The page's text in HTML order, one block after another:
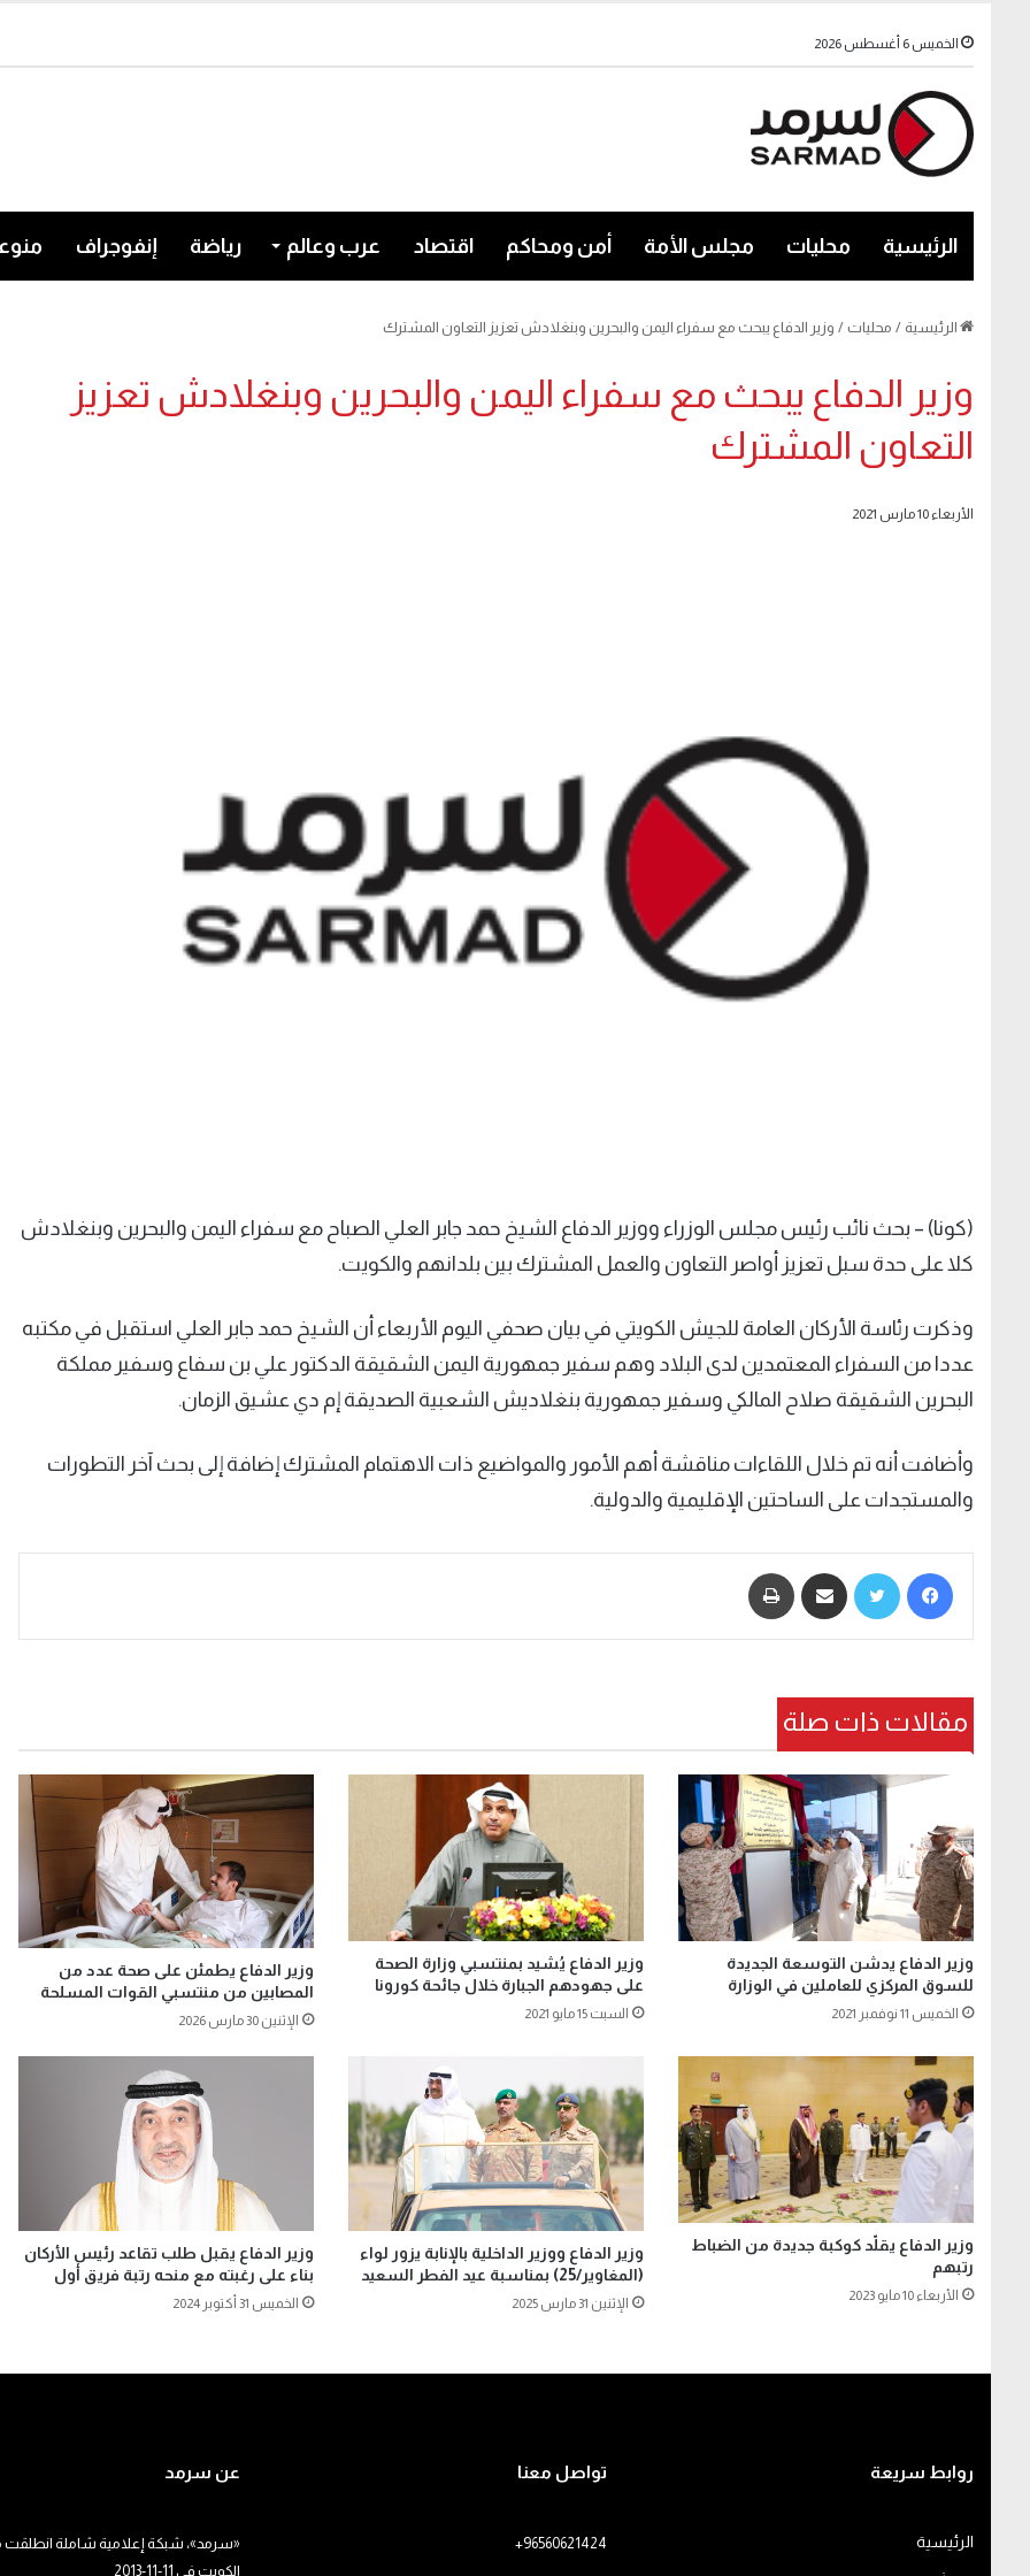
الخميس 6 أغسطس 2026
الرئيسية محليات مجلس الأمة أمن ومحاكم اقتصاد عرب وعالم رياضة إنفوجراف
الرئيسية / محليات / وزير الدفاع يبحث مع سفراء اليمن والبحرين وبنغلادش تعزيز التعاون المشترك
وزير الدفاع يبحث مع سفراء اليمن والبحرين وبنغلادش تعزيز
التعاون المشترك
الأربعاء 10 مارس 2021
(كونا) – بحث نائب رئيس مجلس الوزراء ووزير الدفاع الشيخ حمد جابر العلي الصباح مع سفراء اليمن والبحرين وبنغلادش
كلا على حدة سبل تعزيز أواصر التعاون والعمل المشترك بين بلدانهم والكويت.
وذكرت رئاسة الأركان العامة للجيش الكويتي في بيان صحفي اليوم الأربعاء أن الشيخ حمد جابر العلي استقبل في مكتبه
عددا من السفراء المعتمدين لدى البلاد وهم سفير جمهورية اليمن الشقيقة الدكتور علي بن سفاع وسفير مملكة
البحرين الشقيقة صلاح المالكي وسفير جمهورية بنغلاديش الشعبية الصديقة إم دي عشيق الزمان.
وأضافت أنه تم خلال اللقاءات مناقشة أهم الأمور والمواضيع ذات الاهتمام المشترك إضافة إلى بحث آخر التطورات
والمستجدات على الساحتين الإقليمية والدولية.
مقالات ذات صلة
وزير الدفاع يدشن التوسعة الجديدة
للسوق المركزي للعاملين في الوزارة
الخميس 11 نوفمبر 2021
وزير الدفاع يُشيد بمنتسبي وزارة الصحة
على جهودهم الجبارة خلال جائحة كورونا
السبت 15 مايو 2021
وزير الدفاع يطمئن على صحة عدد من
المصابين من منتسبي القوات المسلحة
الإثنين 30 مارس 2026
وزير الدفاع يقلّد كوكبة جديدة من الضباط
رتبهم
الأربعاء 10 مايو 2023
وزير الدفاع ووزير الداخلية بالإنابة يزور لواء
(المغاوير/25) بمناسبة عيد الفطر السعيد
الإثنين 31 مارس 2025
وزير الدفاع يقبل طلب تقاعد رئيس الأركان
بناء على رغبته مع منحه رتبة فريق أول
الخميس 31 أكتوبر 2024
روابط سريعة
الرئيسية
تواصل معنا
+96560621424
عن سرمد
«سرمد»، شبكة إعلامية شاملة انطلقت
الكويت في 11-11-2013